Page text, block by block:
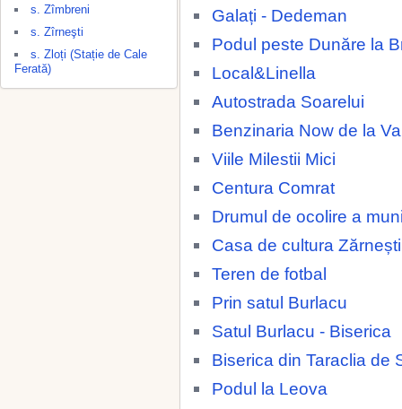
s. Zîmbreni
s. Zîrneşti
s. Zloți (Stație de Cale
Ferată)
Galați - Dedeman
Podul peste Dunăre la
Local&Linella
Autostrada Soarelui
Benzinaria Now de la
Viile Milestii Mici
Centura Comrat
Drumul de ocolire a
Casa de cultura Zărnești
Teren de fotbal
Prin satul Burlacu
Satul Burlacu - Biserica
Biserica din Taraclia de
Podul la Leova